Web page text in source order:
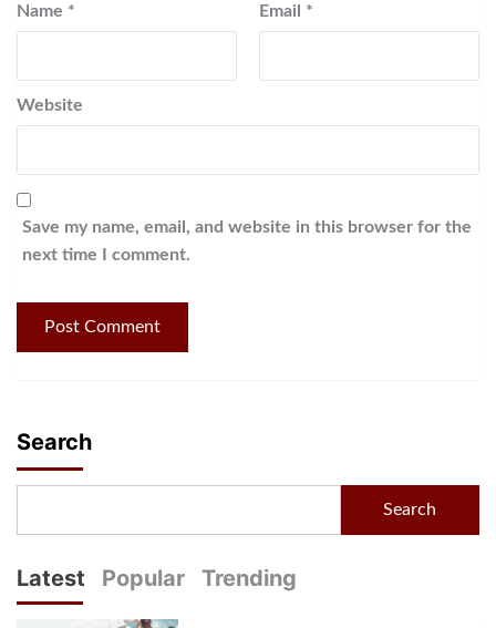
Name * Email *
Website
Save my name, email, and website in this browser for the
next time I comment.
Search
Search
Latest Popular Trending